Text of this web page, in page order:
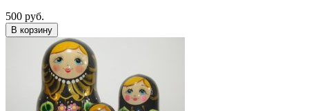
500 руб.
В корзину